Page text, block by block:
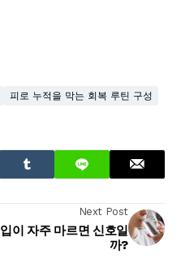
피로 누적을 막는 회복 루틴 구성
Next Post
입이 자주 마르면 신호일
까?